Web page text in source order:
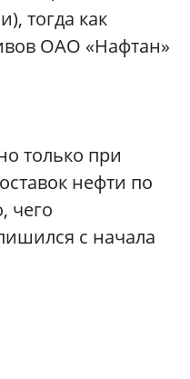
тогда как
ОАО «Нафтан»
только при
нефти по
чего
с начала